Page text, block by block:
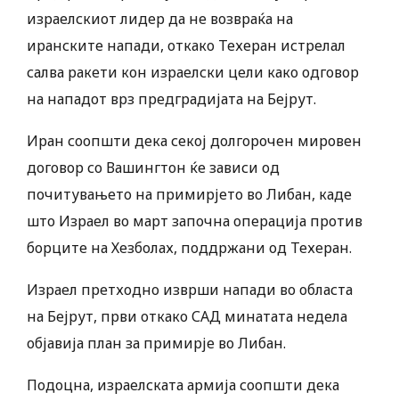
израелскиот лидер да не возвраќа на
иранските напади, откако Техеран истрелал
салва ракети кон израелски цели како одговор
на нападот врз предградијата на Бејрут.
Иран соопшти дека секој долгорочен мировен
договор со Вашингтон ќе зависи од
почитувањето на примирјето во Либан, каде
што Израел во март започна операција против
борците на Хезболах, поддржани од Техеран.
Израел претходно изврши напади во областа
на Бејрут, први откако САД минатата недела
објавија план за примирје во Либан.
Подоцна, израелската армија соопшти дека